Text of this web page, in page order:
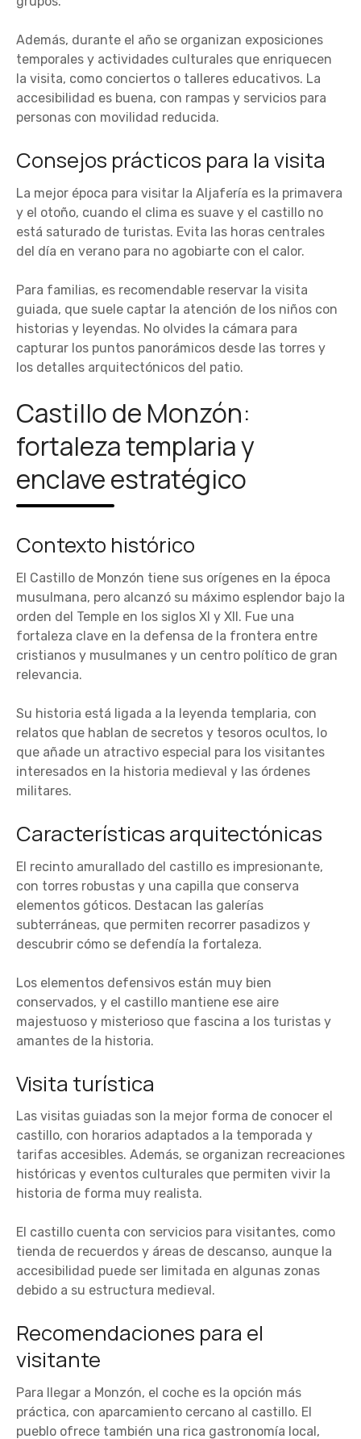
Además, durante el año se organizan exposiciones
temporales y actividades culturales que enriquecen
la visita, como conciertos o talleres educativos. La
accesibilidad es buena, con rampas y servicios para
personas con movilidad reducida.
Consejos prácticos para la visita
La mejor época para visitar la Aljafería es la primavera
y el otoño, cuando el clima es suave y el castillo no
está saturado de turistas. Evita las horas centrales
del día en verano para no agobiarte con el calor.
Para familias, es recomendable reservar la visita
guiada, que suele captar la atención de los niños con
historias y leyendas. No olvides la cámara para
capturar los puntos panorámicos desde las torres y
los detalles arquitectónicos del patio.
Castillo de Monzón:
fortaleza templaria y
enclave estratégico
Contexto histórico
El Castillo de Monzón tiene sus orígenes en la época
musulmana, pero alcanzó su máximo esplendor bajo la
orden del Temple en los siglos XI y XII. Fue una
fortaleza clave en la defensa de la frontera entre
cristianos y musulmanes y un centro político de gran
relevancia.
Su historia está ligada a la leyenda templaria, con
relatos que hablan de secretos y tesoros ocultos, lo
que añade un atractivo especial para los visitantes
interesados en la historia medieval y las órdenes
militares.
Características arquitectónicas
El recinto amurallado del castillo es impresionante,
con torres robustas y una capilla que conserva
elementos góticos. Destacan las galerías
subterráneas, que permiten recorrer pasadizos y
descubrir cómo se defendía la fortaleza.
Los elementos defensivos están muy bien
conservados, y el castillo mantiene ese aire
majestuoso y misterioso que fascina a los turistas y
amantes de la historia.
Visita turística
Las visitas guiadas son la mejor forma de conocer el
castillo, con horarios adaptados a la temporada y
tarifas accesibles. Además, se organizan recreaciones
históricas y eventos culturales que permiten vivir la
historia de forma muy realista.
El castillo cuenta con servicios para visitantes, como
tienda de recuerdos y áreas de descanso, aunque la
accesibilidad puede ser limitada en algunas zonas
debido a su estructura medieval.
Recomendaciones para el
visitante
Para llegar a Monzón, el coche es la opción más
práctica, con aparcamiento cercano al castillo. El
pueblo ofrece también una rica gastronomía local,